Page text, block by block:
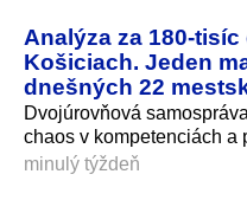
Analýza za 180-
Košiciach. Jeden
dnešných 22
Dvojúrovňová
chaos v kompetenciách a
minulý týždeň